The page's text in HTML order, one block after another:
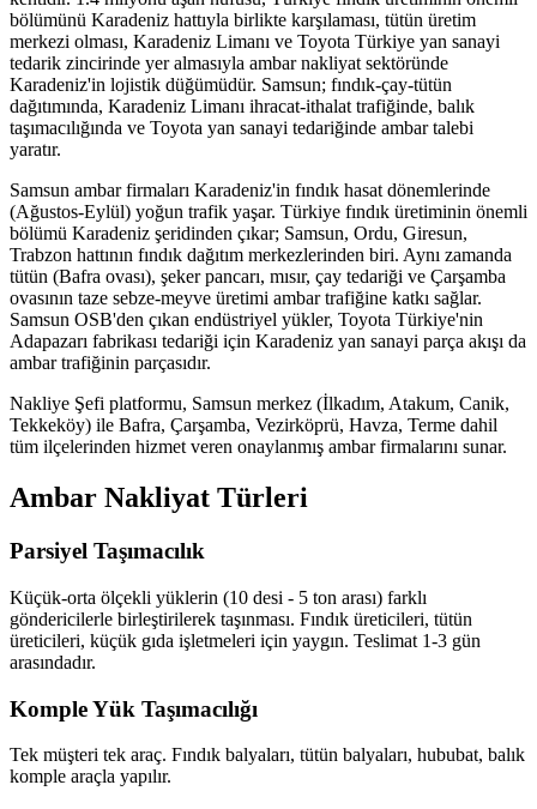
bölümünü Karadeniz hattıyla birlikte karşılaması, tütün üretim
merkezi olması, Karadeniz Limanı ve Toyota Türkiye yan sanayi
tedarik zincirinde yer almasıyla ambar nakliyat sektöründe
Karadeniz'in lojistik düğümüdür. Samsun; fındık-çay-tütün
dağıtımında, Karadeniz Limanı ihracat-ithalat trafiğinde, balık
taşımacılığında ve Toyota yan sanayi tedariğinde ambar talebi
yaratır.
Samsun ambar firmaları Karadeniz'in fındık hasat dönemlerinde
(Ağustos-Eylül) yoğun trafik yaşar. Türkiye fındık üretiminin önemli
bölümü Karadeniz şeridinden çıkar; Samsun, Ordu, Giresun,
Trabzon hattının fındık dağıtım merkezlerinden biri. Aynı zamanda
tütün (Bafra ovası), şeker pancarı, mısır, çay tedariği ve Çarşamba
ovasının taze sebze-meyve üretimi ambar trafiğine katkı sağlar.
Samsun OSB'den çıkan endüstriyel yükler, Toyota Türkiye'nin
Adapazarı fabrikası tedariği için Karadeniz yan sanayi parça akışı da
ambar trafiğinin parçasıdır.
Nakliye Şefi platformu, Samsun merkez (İlkadım, Atakum, Canik,
Tekkeköy) ile Bafra, Çarşamba, Vezirköprü, Havza, Terme dahil
tüm ilçelerinden hizmet veren onaylanmış ambar firmalarını sunar.
Ambar Nakliyat Türleri
Parsiyel Taşımacılık
Küçük-orta ölçekli yüklerin (10 desi - 5 ton arası) farklı
göndericilerle birleştirilerek taşınması. Fındık üreticileri, tütün
üreticileri, küçük gıda işletmeleri için yaygın. Teslimat 1-3 gün
arasındadır.
Komple Yük Taşımacılığı
Tek müşteri tek araç. Fındık balyaları, tütün balyaları, hububat, balık
komple araçla yapılır.